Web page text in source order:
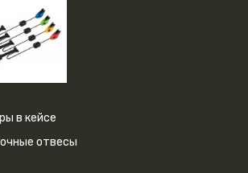
в кейсе
отвесы